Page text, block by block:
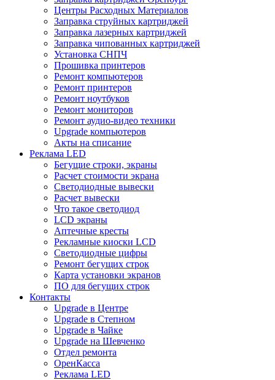
Центры Расходных Материалов
Заправка струйных картриджей
Заправка лазерных картриджей
Заправка чипованных картриджей
Установка СНПЧ
Прошивка принтеров
Ремонт компьютеров
Ремонт принтеров
Ремонт ноутбуков
Ремонт мониторов
Ремонт аудио-видео техники
Upgrade компьютеров
Акты на списание
Реклама LED
Бегущие строки, экраны
Расчет стоимости экрана
Светодиодные вывески
Расчет вывески
Что такое светодиод
LCD экраны
Аптечные кресты
Рекламные киоски LCD
Светодиодные цифры
Ремонт бегущих строк
Карта установки экранов
ПО для бегущих строк
Контакты
Upgrade в Центре
Upgrade в Степном
Upgrade в Чайке
Upgrade на Шевченко
Отдел ремонта
ОренКасса
Реклама LED